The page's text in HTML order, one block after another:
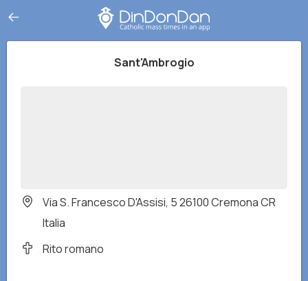
Sant'Ambrogio
Via S. Francesco D'Assisi, 5 26100 Cremona CR
Italia
Rito romano